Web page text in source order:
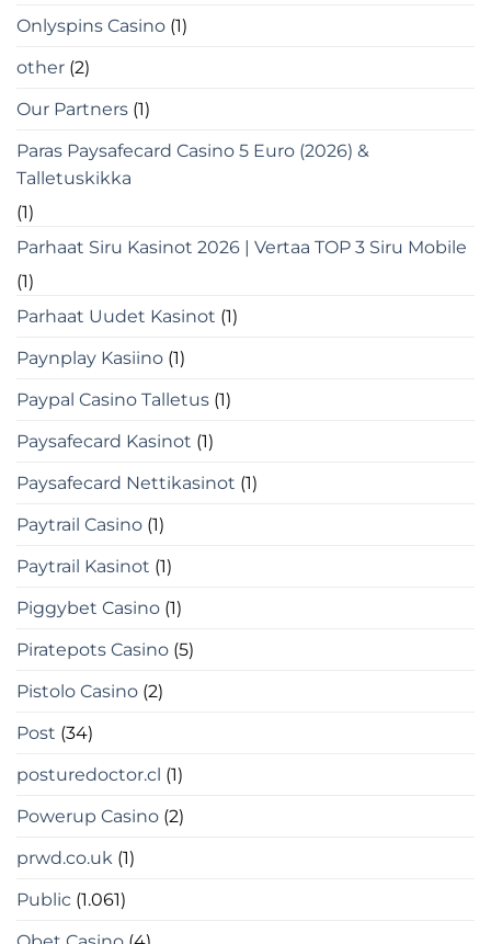
Onlyspins Casino (1)
other (2)
Our Partners (1)
Paras Paysafecard Casino 5 Euro (2026) &
Talletuskikka
(1)
Parhaat Siru Kasinot 2026 | Vertaa TOP 3 Siru Mobile
(1)
Parhaat Uudet Kasinot (1)
Paynplay Kasiino (1)
Paypal Casino Talletus (1)
Paysafecard Kasinot (1)
Paysafecard Nettikasinot (1)
Paytrail Casino (1)
Paytrail Kasinot (1)
Piggybet Casino (1)
Piratepots Casino (5)
Pistolo Casino (2)
Post (34)
posturedoctor.cl (1)
Powerup Casino (2)
prwd.co.uk (1)
Public (1.061)